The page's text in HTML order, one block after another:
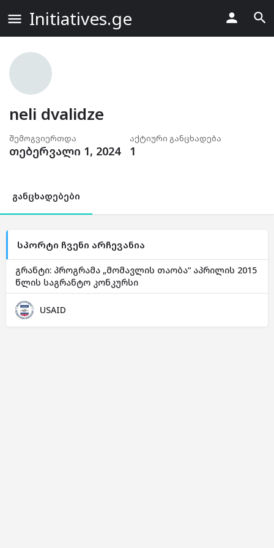
Initiatives.ge
neli dvalidze
შემოგვიერთდა
თებერვალი 1, 2024
აქტიური განცხადება
1
განცხადებები
სპორტი ჩვენი არჩევანია
გრანტი: პროგრამა „მომავლის თაობა“ აპრილის 2015
წლის საგრანტო კონკურსი
USAID